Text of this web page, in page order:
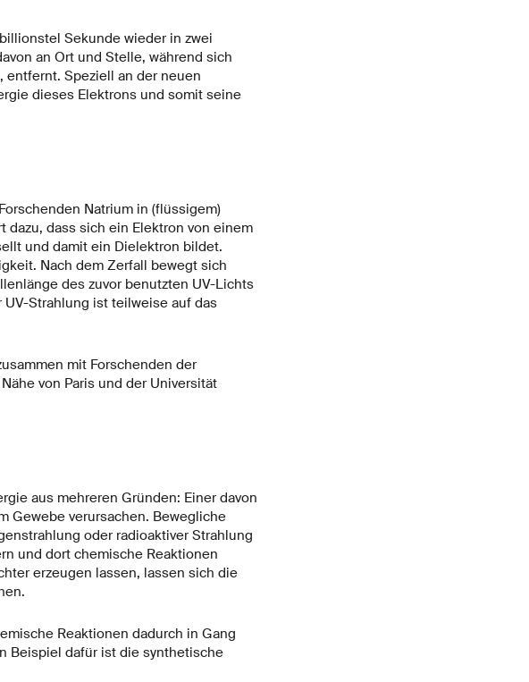
Sekunde wieder in zwei
an Ort und Stelle, während sich
entfernt. Speziell an der neuen
dieses Elektrons und somit seine
Natrium in (flüssigem)
dass sich ein Elektron von einem
und damit ein Dielektron bildet.
Nach dem Zerfall bewegt sich
des zuvor benutzten UV-Lichts
Strahlung ist teilweise auf das
mit Forschenden der
von Paris und der Universität
aus mehreren Gründen: Einer davon
Gewebe verursachen. Bewegliche
oder radioaktiver Strahlung
und dort chemische Reaktionen
erzeugen lassen, lassen sich die
Reaktionen dadurch in Gang
Beispiel dafür ist die synthetische